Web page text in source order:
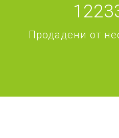
Продадени от